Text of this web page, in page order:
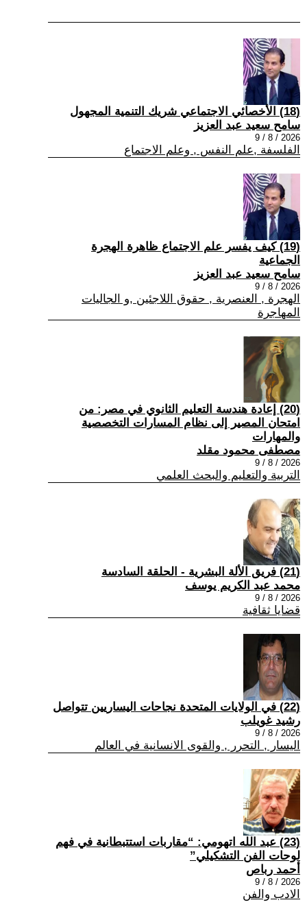
(18) الأخصائي الاجتماعي شريك التنمية المجهول
سامح سعيد عبد العزيز
2026 / 8 / 9
الفلسفة ,علم النفس , وعلم الاجتماع
(19) كيف يفسر علم الاجتماع ظاهرة الهجرة
الجماعية
سامح سعيد عبد العزيز
2026 / 8 / 9
الهجرة , العنصرية , حقوق اللاجئين ,و الجاليات
المهاجرة
(20) إعادة هندسة التعليم الثانوي في مصر: من
امتحان المصير إلى نظام المسارات التخصصية
والمهارات
مصطفى محمود مقلد
2026 / 8 / 9
التربية والتعليم والبحث العلمي
(21) فريق الألة البشرية - الحلقة السادسة
محمد عبد الكريم يوسف
2026 / 8 / 9
قضايا ثقافية
(22) في الولايات المتحدة نجاحات اليساريين تتواصل
رشيد غويلب
2026 / 8 / 9
اليسار , التحرر , والقوى الانسانية في العالم
(23) عبد الله اتهومي: “مقاربات استتبطانية في فهم
لوحات الفن التشكيلي”
أحمد رباص
2026 / 8 / 9
الادب والفن